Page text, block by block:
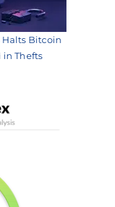
Halts Bitcoin
in Thefts